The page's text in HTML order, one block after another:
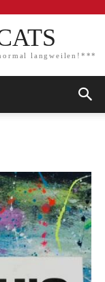
langweilen!***